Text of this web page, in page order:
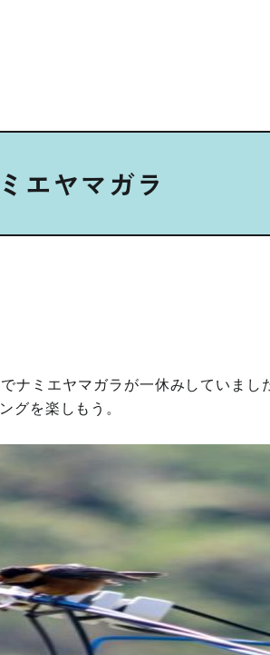
エヤマガラ
ナミエヤマガラが一休みしていまし
グを楽しもう。